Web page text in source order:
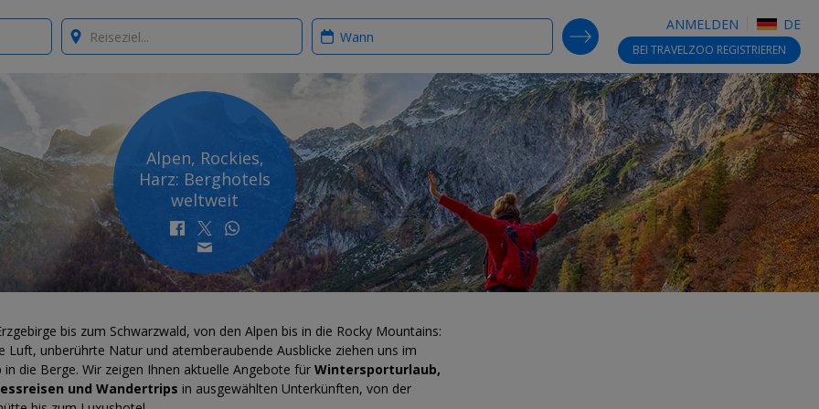
ANMELDEN DE
BEI TRAVELZOO REGISTRIEREN
Where? When?
SEARCH DEALS
Alpen, Rockies,
Harz: Berghotels
weltweit
bis zum Schwarzwald, von den Alpen bis in die Rocky Mountains:
Luft, unberührte Natur und atemberaubende Ausblicke ziehen uns im
in die Berge. Wir zeigen Ihnen aktuelle Angebote für Wintersporturlaub,
und Wandertrips in ausgewählten Unterkünften, von der